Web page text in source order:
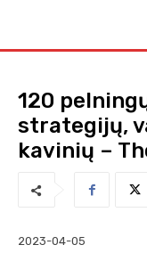
120
strategijų,
kavinių –
2023-04-05